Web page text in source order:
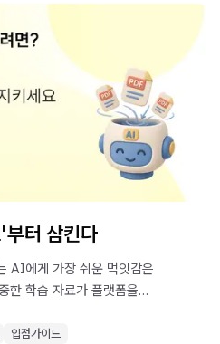
터 삼킨다
AI에게 가장 쉬운 먹잇감은
한 학습 자료가 플랫폼을
지 꼭 알아 가세요!
입점가이드